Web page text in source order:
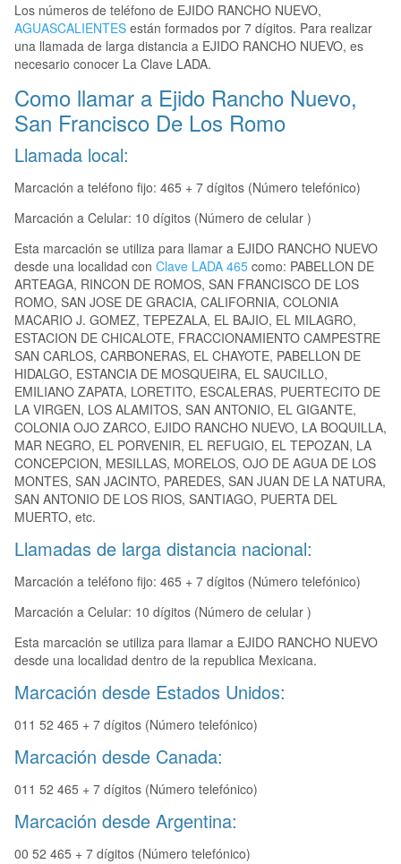
Los números de teléfono de EJIDO RANCHO NUEVO,
AGUASCALIENTES están formados por 7 dígitos. Para realizar
una llamada de larga distancia a EJIDO RANCHO NUEVO, es
necesario conocer La Clave LADA.
Como llamar a Ejido Rancho Nuevo,
San Francisco De Los Romo
Llamada local:
Marcación a teléfono fijo: 465 + 7 dígitos (Número telefónico)
Marcación a Celular: 10 dígitos (Número de celular )
Esta marcación se utiliza para llamar a EJIDO RANCHO NUEVO
desde una localidad con Clave LADA 465 como: PABELLON DE
ARTEAGA, RINCON DE ROMOS, SAN FRANCISCO DE LOS
ROMO, SAN JOSE DE GRACIA, CALIFORNIA, COLONIA
MACARIO J. GOMEZ, TEPEZALA, EL BAJIO, EL MILAGRO,
ESTACION DE CHICALOTE, FRACCIONAMIENTO CAMPESTRE
SAN CARLOS, CARBONERAS, EL CHAYOTE, PABELLON DE
HIDALGO, ESTANCIA DE MOSQUEIRA, EL SAUCILLO,
EMILIANO ZAPATA, LORETITO, ESCALERAS, PUERTECITO DE
LA VIRGEN, LOS ALAMITOS, SAN ANTONIO, EL GIGANTE,
COLONIA OJO ZARCO, EJIDO RANCHO NUEVO, LA BOQUILLA,
MAR NEGRO, EL PORVENIR, EL REFUGIO, EL TEPOZAN, LA
CONCEPCION, MESILLAS, MORELOS, OJO DE AGUA DE LOS
MONTES, SAN JACINTO, PAREDES, SAN JUAN DE LA NATURA,
SAN ANTONIO DE LOS RIOS, SANTIAGO, PUERTA DEL
MUERTO, etc.
Llamadas de larga distancia nacional:
Marcación a teléfono fijo: 465 + 7 dígitos (Número telefónico)
Marcación a Celular: 10 dígitos (Número de celular )
Esta marcación se utiliza para llamar a EJIDO RANCHO NUEVO
desde una localidad dentro de la republica Mexicana.
Marcación desde Estados Unidos:
011 52 465 + 7 dígitos (Número telefónico)
Marcación desde Canada:
011 52 465 + 7 dígitos (Número telefónico)
Marcación desde Argentina:
00 52 465 + 7 dígitos (Número telefónico)